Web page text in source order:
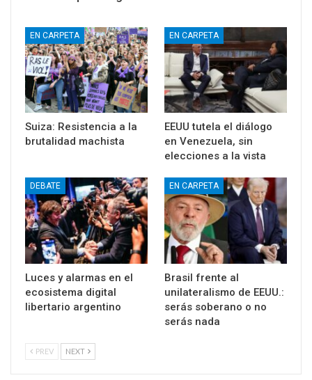
EN CARPETA
Suiza: Resistencia a la
brutalidad machista
EN CARPETA
EEUU tutela el diálogo
en Venezuela, sin
elecciones a la vista
DEBATE
Luces y alarmas en el
ecosistema digital
libertario argentino
EN CARPETA
Brasil frente al
unilateralismo de EEUU.:
serás soberano o no
serás nada
PREV NEXT